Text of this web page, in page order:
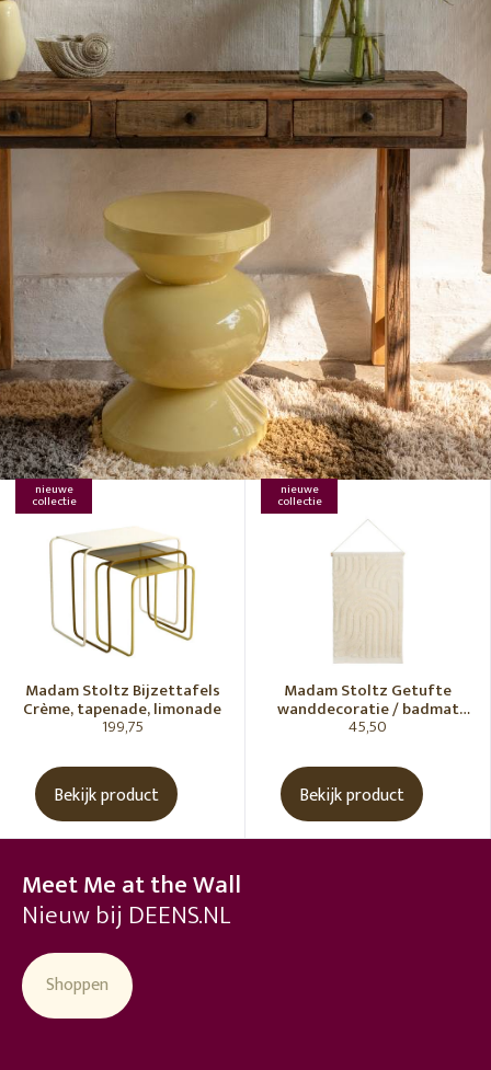
nieuwe
collectie
Madam Stoltz Bijzettafels
Crème, tapenade, limonade
199,75
Bekijk product
nieuwe
collectie
Madam Stoltz Getufte
wanddecoratie / badmat
Vanille
45,50
Bekijk product
Meet Me at the Wall
Nieuw bij DEENS.NL
Shoppen